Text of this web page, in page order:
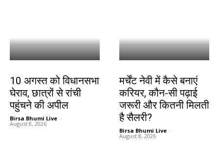
10 अगस्त को विधानसभा
घेराव, छात्रों से रांची
पहुंचने की अपील
Birsa Bhumi Live -
August 8, 2026
मर्चेंट नेवी में कैसे बनाएं
करियर, कौन-सी पढ़ाई
जरूरी और कितनी मिलती
है सैलरी?
Birsa Bhumi Live -
August 8, 2026